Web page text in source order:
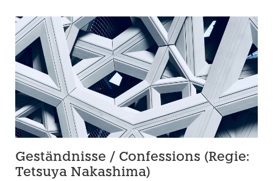
Geständnisse / Confessions (Regie:
Tetsuya Nakashima)